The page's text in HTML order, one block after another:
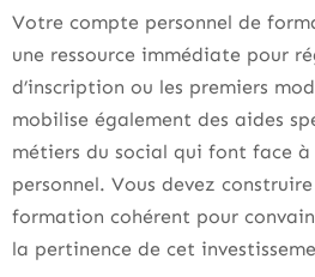
Votre compte personnel de
une ressource immédiate pour
d’inscription ou les premiers
mobilise également des aides
métiers du social qui font face à
personnel. Vous devez
formation cohérent pour
la pertinence de cet